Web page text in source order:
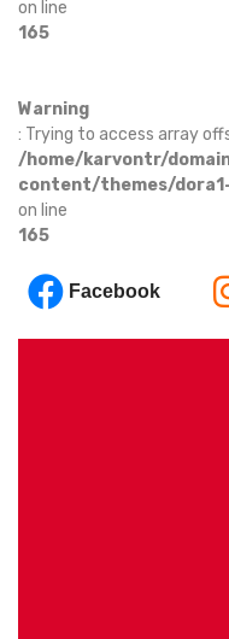
on line
165
Warning
: Trying to access array
/home/karvontr/
content/themes/
on line
165
Facebook